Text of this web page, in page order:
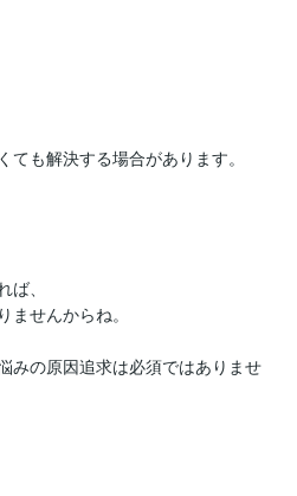
も解決する場合があります。
、
せんからね。
みの原因追求は必須ではありませ